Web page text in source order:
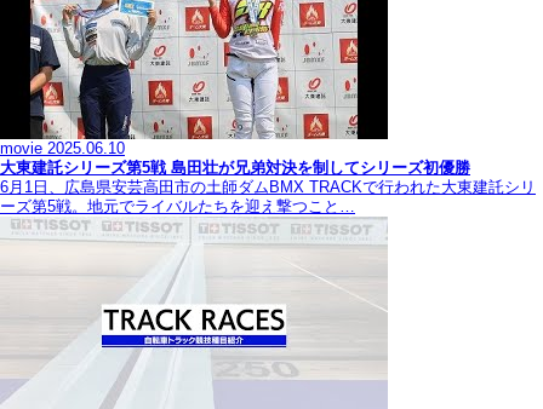
movie 2025.06.10
大東建託シリーズ第5戦 島田壮が兄弟対決を制してシリーズ初優勝
6月1日、広島県安芸高田市の土師ダムBMX TRACKで行われた大東建託シリ
ーズ第5戦。地元でライバルたちを迎え撃つこと…